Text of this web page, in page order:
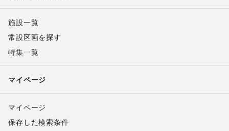
施設一覧
常設区画を探す
特集一覧
マイページ
マイページ
保存した検索条件